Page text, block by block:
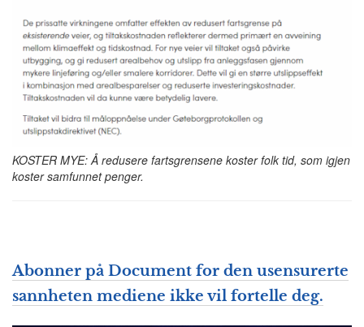
KOSTER MYE: Å redusere fartsgrensene koster folk tid, som igjen
koster samfunnet penger.
Abonner på Document for den usensurerte
sannheten mediene ikke vil fortelle deg.